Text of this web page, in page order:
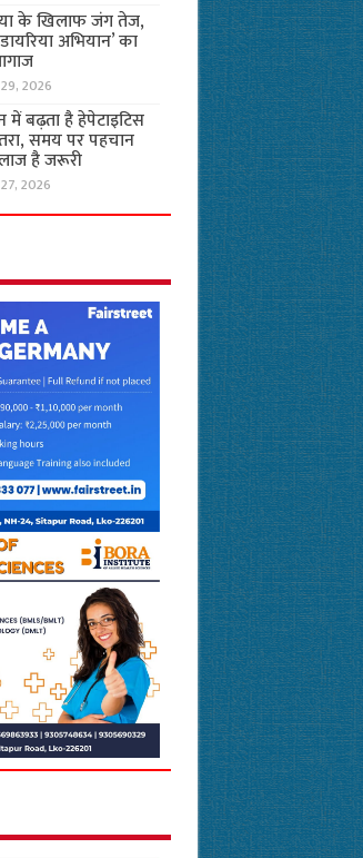
के खिलाफ जंग तेज,
अभियान’ का
2026
में बढ़ता है हेपेटाइटिस
समय पर पहचान
है जरूरी
2026